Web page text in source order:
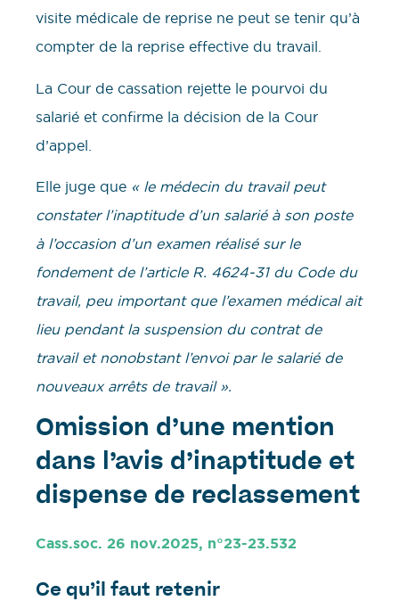
visite médicale de reprise ne peut se tenir qu’à
compter de la reprise effective du travail.
La Cour de cassation rejette le pourvoi du
salarié et confirme la décision de la Cour
d’appel.
Elle juge que « le médecin du travail peut
constater l’inaptitude d’un salarié à son poste
à l’occasion d’un examen réalisé sur le
fondement de l’article R. 4624-31 du Code du
travail, peu important que l’examen médical ait
lieu pendant la suspension du contrat de
travail et nonobstant l’envoi par le salarié de
nouveaux arrêts de travail ».
Omission d’une mention
dans l’avis d’inaptitude et
dispense de reclassement
Cass.soc. 26 nov.2025, n°23-23.532
Ce qu’il faut retenir